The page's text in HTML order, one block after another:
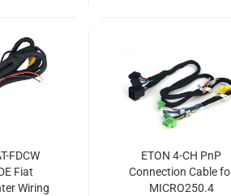
FDCW
Fiat
Wiring
ETON 4-CH PnP
Connection Cable
MICRO250.4